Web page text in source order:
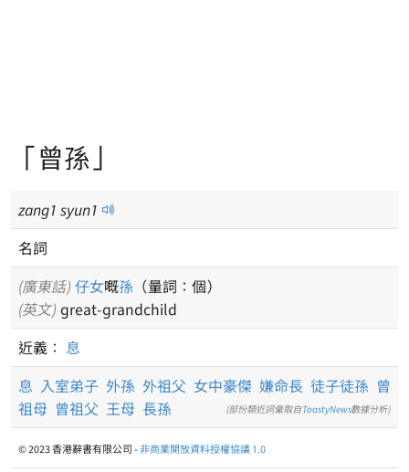
「曾孫」
zang1 syun1
名詞
(廣東話) 仔女嘅孫 （量詞：個）
(英文) great-grandchild
近義： 息
息 入室弟子 外孫 外祖父 女中豪傑 嫌命長 徒子徒孫 曾
祖母 曾祖父 王母 長孫 (部份類近詞彙取自ToastyNews數據分析)
© 2023 香港辭書有限公司 -非商業開放資料授權協議 1.0